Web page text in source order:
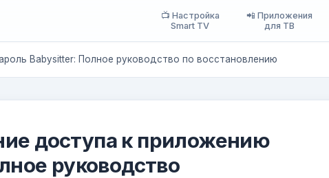
📺 Настройка
Smart TV
📲 Приложения
для ТВ
Babysitter: Полное руководство по восстановлению
доступа к приложению
руководство